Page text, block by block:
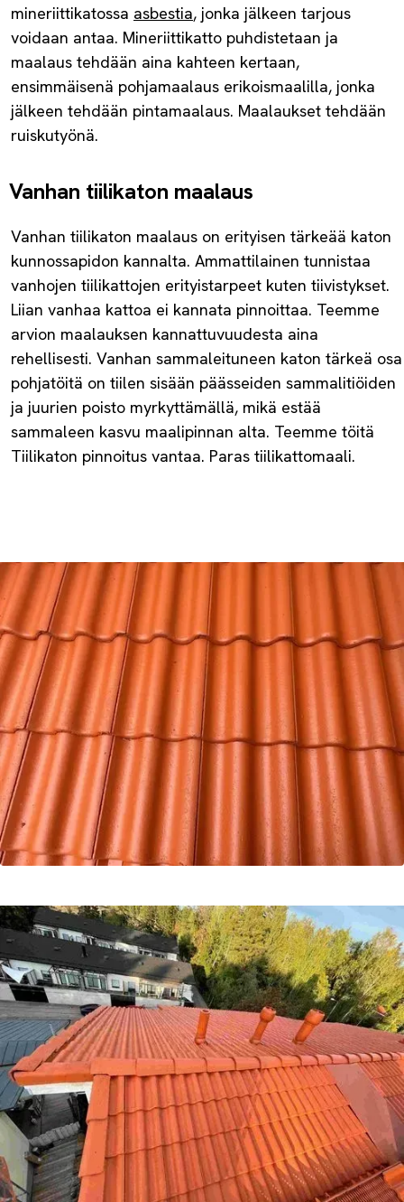
mineriittikatossa asbestia, jonka jälkeen tarjous
voidaan antaa. Mineriittikatto puhdistetaan ja
maalaus tehdään aina kahteen kertaan,
ensimmäisenä pohjamaalaus erikoismaalilla, jonka
jälkeen tehdään pintamaalaus. Maalaukset tehdään
ruiskutyönä.
Vanhan tiilikaton maalaus
Vanhan tiilikaton maalaus on erityisen tärkeää katon
kunnossapidon kannalta. Ammattilainen tunnistaa
vanhojen tiilikattojen erityistarpeet kuten tiivistykset.
Liian vanhaa kattoa ei kannata pinnoittaa. Teemme
arvion maalauksen kannattuvuudesta aina
rehellisesti. Vanhan sammaleituneen katon tärkeä osa
pohjatöitä on tiilen sisään päässeiden sammalitiöiden
ja juurien poisto myrkyttämällä, mikä estää
sammaleen kasvu maalipinnan alta. Teemme töitä
Tiilikaton pinnoitus vantaa. Paras tiilikattomaali.